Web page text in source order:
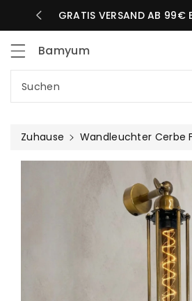
TAG GRATIS VERSAND AB 99€
Bamyum
Suchen
Zuhause Wandleuchter Cerbe